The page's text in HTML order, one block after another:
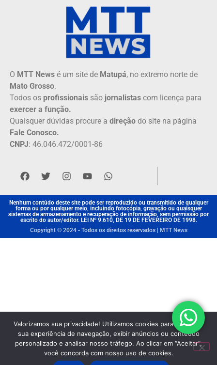
O MTT News é um site de Matupá, no extremo norte de
Mato Grosso.
Todos os profissionais são jornalistas com licença para
exercer a função.
Quaisquer dúvidas procure a direção do site na página
Fale Conosco.
CNPJ: 46.046.472/0001-86
Nenhum contúdo deste site pode ser reproduzido ou transmitido de qualquer
forma ou por qualquer meio, incluindo fotocópia, gravação ou quaisquer
sistemas de armazenamento e recuperação de informação, sem permissão por
escrito do autor/editor. LEI Nº 9.610, DE 19 DE FEVEREIRO DE 1998.
Copyright © 2024 - Todos os direitos reservados | MTT News
Valorizamos sua privacidade! Utilizamos cookies para aprimorar
sua experiência de navegação, exibir anúncios ou conteúdo
personalizado e analisar nosso tráfego. Ao clicar em “Aceitar”,
você concorda com nosso uso de cookies.